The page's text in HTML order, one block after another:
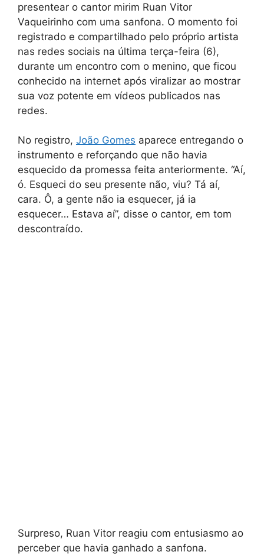
presentear o cantor mirim Ruan Vitor
Vaqueirinho com uma sanfona. O momento foi
registrado e compartilhado pelo próprio artista
nas redes sociais na última terça-feira (6),
durante um encontro com o menino, que ficou
conhecido na internet após viralizar ao mostrar
sua voz potente em vídeos publicados nas
redes.
No registro, João Gomes aparece entregando o
instrumento e reforçando que não havia
esquecido da promessa feita anteriormente. “Aí,
ó. Esqueci do seu presente não, viu? Tá aí,
cara. Ô, a gente não ia esquecer, já ia
esquecer… Estava aí”, disse o cantor, em tom
descontraído.
Surpreso, Ruan Vitor reagiu com entusiasmo ao
perceber que havia ganhado a sanfona.